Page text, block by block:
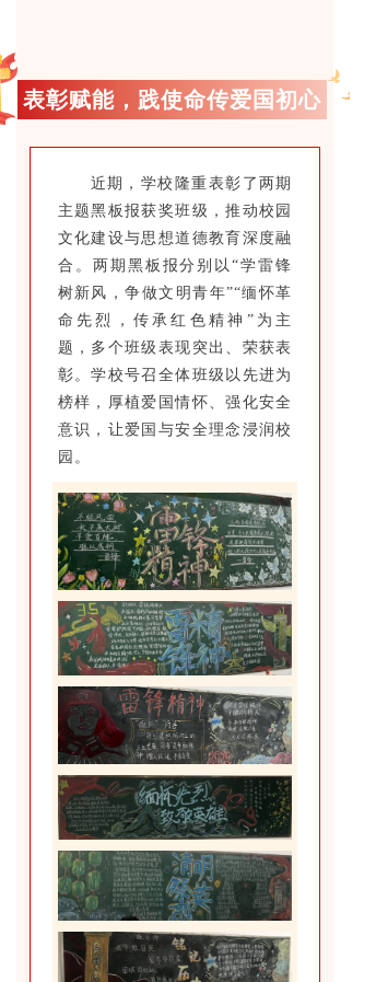
表彰赋能，践使命传爱国初心
近期，学校隆重表彰了两期
主题黑板报获奖班级，推动校园
文化建设与思想道德教育深度融
合。两期黑板报分别以“学雷锋
树新风，争做文明青年”“缅怀革
命先烈，传承红色精神”为主
题，多个班级表现突出、荣获表
彰。学校号召全体班级以先进为
榜样，厚植爱国情怀、强化安全
意识，让爱国与安全理念浸润校
园。